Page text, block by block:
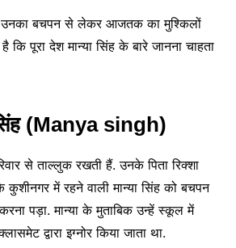
बचपन से लेकर आजतक का मुश्किलों
पूरा देश मान्या सिंह के बारे जानना चाहता
(Manya singh)
से ताल्लुक रखती हैं. उनके पिता रिक्शा
में रहने वाली मान्या सिंह को बचपन
पड़ा. मान्या के मुताबिक उन्हें स्कूल में
द्वारा इग्नोर किया जाता था.